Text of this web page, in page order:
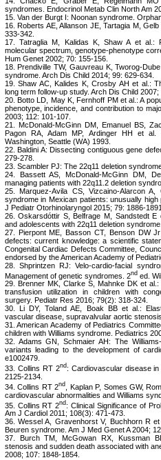
syndromes. Endocrinol Metab Clin North Am
15. Van der Burgt I: Noonan syndrome.
16. Roberts AE, Allanson JE, Tartagia M,
333-342.
17. Tatraglia M, Kalidas K, Shaw A et al.:
molecular spectrum, genotype-phenotype
Hum Genet 2002; 70: 155-156.
18. Prendiville TW, Gauvreau K, Tworog-
syndrome. Arch Dis Child 2014; 99: 629-634.
19. Shaw AC, Kalides K, Crosby AH et al.:
long term follow-up study. Arch Dis Child 2007;
20. Botto LD, May K, Fernhoff PM et al.: A
phenotype, incidence, and contribution to
2003; 112: 101-107.
21. McDonald-McGinn DM, Emanuel BS,
Pagon RA, Adam MP, Ardinger HH et
Washington, Seattle (WA) 1993.
22. Baldini A: Dissecting contiguous gene
279-278.
23. Scambler PJ: The 22q11 deletion
24. Bassett AS, McDonald-McGinn DM,
managing patients with 22q11.2 deletion
25. Marquez-Avila CS, Vizcaino-Alarcon
syndrome in Mexican patients: unusually
J Pediatr Otorhinolaryngol 2015; 79: 1886-1891.
26. Oskarsdóttir S, Belfrage M, Sandstedt E
and adolescents with 22q11 deletion
27. Pierpont ME, Basson CT, Benson DW
defects: current knowledge: a scientific
Congenital Cardiac Defects Committee,
endorsed by the American Academy of
28. Shprintzen RJ: Velo-cardio-facial
Management of genetic syndromes. 2nded.
29. Brenner MK, Clarke S, Mahnke DK et
transfusion utilization in children with
surgery. Pediatr Res 2016; 79(2): 318-324.
30. Li DY, Toland AE, Boak BB et al.:
vascular disease, supravalvular aortic
31. American Academy of Pediatrics
children with Williams syndrome. Pediatrics
32. Adams GN, Schmaier AH: The
variants leading to the development of
e1002479.
33. Collins RT 2nd: Cardiovascular disease
2125-2134.
34. Collins RT 2nd
, Kaplan P, Somes GW,
cardiovascular abnormalities and Williams
35. Collins RT 2nd : Clinical Significance of
Am J Cardiol 2011; 108(3): 471-473.
36. Wessel A, Gravenhorst V, Buchhorn R
Beuren syndrome. Am J Med Genet A 2004;
37. Burch TM, McGowan RX, Kussman
stenosis and sudden death associated with
2008; 107: 1848-1854.